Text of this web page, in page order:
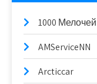
1000
AMServiceNN
Arcticcar